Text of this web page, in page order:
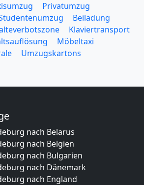
Privatumzug
Beiladung
Klaviertransport
Möbeltaxi
Umzugskartons
nach Belarus
nach Belgien
nach Bulgarien
nach Dänemark
nach England